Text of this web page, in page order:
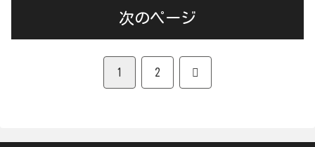
次のページ
1 2 次